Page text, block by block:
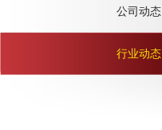
公司动态
行业动态